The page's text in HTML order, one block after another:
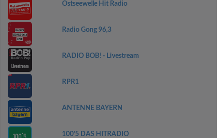
Ostseewelle Hit Radio
Radio Gong 96,3
RADIO BOB! - Livestream
RPR1
ANTENNE BAYERN
100'5 DAS HITRADIO